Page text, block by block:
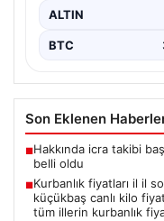
ALTIN
BTC
Son Eklenen
■Hakkında icra takibi
belli oldu
■Kurbanlık fiyatları il il
küçükbaş canlı kilo
tüm illerin kurbanlık